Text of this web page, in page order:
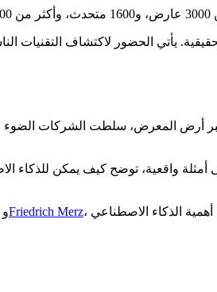
واقعية، توضح كيف يمكن للذكاء
، الرئيس التنفيذي لشركة Siemens، وFriedrich Merz، المستشار الاتحادي لألمانيا، الضوء على أهمية الذكاء الاصطناعي